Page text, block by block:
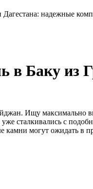
Дагестана: надежные
в Баку из
Ищу максимально
сталкивались с
могут ожидать в